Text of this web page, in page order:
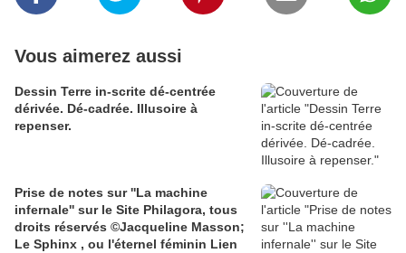
Vous aimerez aussi
Dessin Terre in-scrite dé-centrée
dérivée. Dé-cadrée. Illusoire à
repenser.
Prise de notes sur ''La machine
infernale'' sur le Site Philagora, tous
droits réservés ©Jacqueline Masson;
Le Sphinx , ou l'éternel féminin Lien